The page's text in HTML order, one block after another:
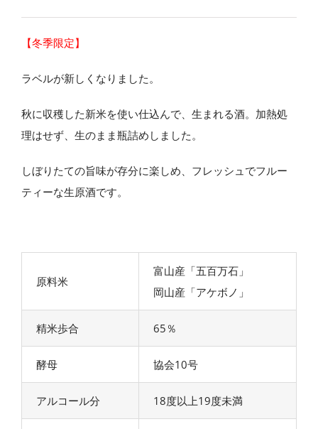
–
【冬季限定】
ラベルが新しくなりました。
秋に収穫した新米を使い仕込んで、生まれる酒。加熱処
理はせず、生のまま瓶詰めしました。
しぼりたての旨味が存分に楽しめ、フレッシュでフルー
ティーな生原酒です。
原料米
富山産「五百万石」
岡山産「アケボノ」
精米歩合 65％
酵母 協会10号
アルコール分 18度以上19度未満